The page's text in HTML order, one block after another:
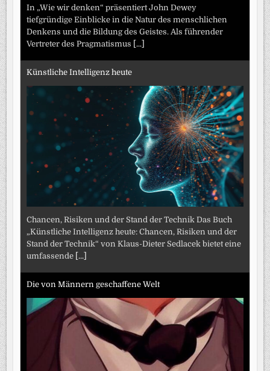
In „Wie wir denken“ präsentiert John Dewey
tiefgründige Einblicke in die Natur des menschlichen
Denkens und die Bildung des Geistes. Als führender
Vertreter des Pragmatismus [...]
Künstliche Intelligenz heute
Chancen, Risiken und der Stand der Technik Das Buch
„Künstliche Intelligenz heute: Chancen, Risiken und der
Stand der Technik“ von Klaus-Dieter Sedlacek bietet eine
umfassende [...]
Die von Männern geschaffene Welt